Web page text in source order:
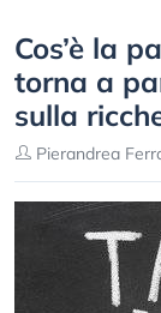
Cos’è la
torna a
sulla
Pierandrea